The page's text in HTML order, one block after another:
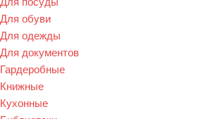
Для обуви
Для одежды
Для документов
Гардеробные
Книжные
Кухонные